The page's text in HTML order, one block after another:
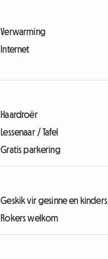
Verwarming
Internet
Haardroër
Lessenaar / Tafel
Gratis parkering
Geskik vir gesinne en kinders
Rokers welkom